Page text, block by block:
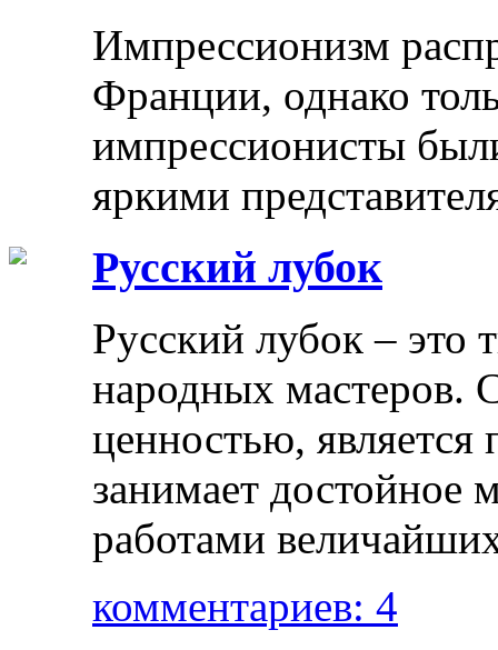
Импрессионизм
Франции, однако
импрессионисты
яркими
Русский лубок
Русский лубок – это
народных мастеров.
ценностью, является
занимает достойное
работами
комментариев: 4